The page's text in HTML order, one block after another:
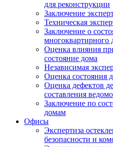
для реконструкции
Заключение
Техническая
Заключение о
многоквартирного
Оценка влияния
состояние дома
Независимая
Оценка состояния
Оценка дефектов
составления
Заключение по
домам
Офисы
Экспертиза
безопасности и